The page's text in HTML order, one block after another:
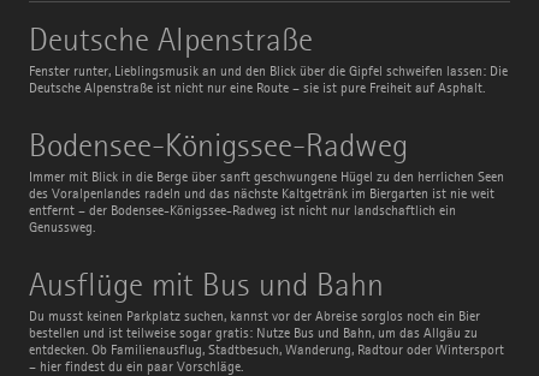
Deutsche Alpenstraße
Fenster runter, Lieblingsmusik an und den Blick über die Gipfel schweifen lassen: Die
Deutsche Alpenstraße ist nicht nur eine Route – sie ist pure Freiheit auf Asphalt.
Deutsche
Alpenstraße
Bodensee-Königssee-Radweg
Immer mit Blick in die Berge über sanft geschwungene Hügel zu den herrlichen Seen
des Voralpenlandes radeln und das nächste Kaltgetränk im Biergarten ist nie weit
entfernt – der Bodensee-Königssee-Radweg ist nicht nur landschaftlich ein
Genussweg.
Bodensee-
Königssee-
Radweg
Ausflüge mit Bus und Bahn
Du musst keinen Parkplatz suchen, kannst vor der Abreise sorglos noch ein Bier
bestellen und ist teilweise sogar gratis: Nutze Bus und Bahn, um das Allgäu zu
entdecken. Ob Familienausflug, Stadtbesuch, Wanderung, Radtour oder Wintersport
– hier findest du ein paar Vorschläge.
Ausflüge
mit
Bus
und
Bahn